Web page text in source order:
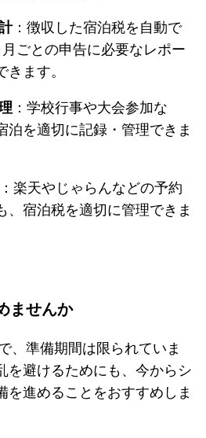
：徴収した宿泊税を自動で
ごとの申告に必要なレポー
きます。
：学校行事や大会参加な
泊を適切に記録・管理できま
楽天やじゃらんなどの予約
、宿泊税を適切に管理できま
ませんか
、準備期間は限られていま
を避けるためにも、今からシ
を進めることをおすすめしま